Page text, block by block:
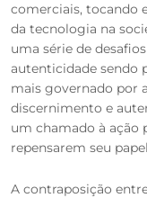
comerciais, tocando
da tecnologia na
uma série de
autenticidade sendo
mais governado por
discernimento e
um chamado à ação
repensarem seu
A contraposição